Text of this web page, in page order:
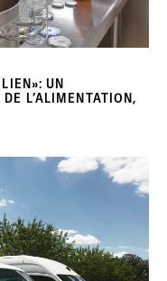
UN
L’ALIMENTATION,